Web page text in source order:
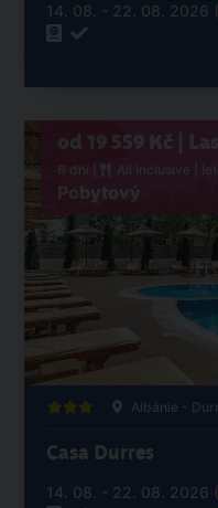
14. 08. - 22. 08. 2026 (
od 19 559 Kč |
8 dní | All Inclusive |
Pobytový
Albánie -
Casa Durres
14. 08. - 22. 08. 2026 (